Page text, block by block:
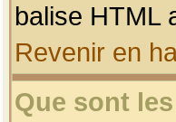
balise HTML
Revenir en
Que sont